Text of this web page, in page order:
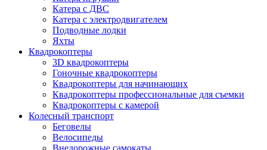
Катера с ДВС
Катера с электродвигателем
Подводные лодки
Яхты
Квадрокоптеры
3D квадрокоптеры
Гоночные квадрокоптеры
Квадрокоптеры для начинающих
Квадрокоптеры профессиональные для съемки
Квадрокоптеры с камерой
Колесный транспорт
Беговелы
Велосипеды
Внедорожные самокаты